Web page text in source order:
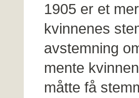
1905 er et
kvinnenes
avstemning
mente
måtte få